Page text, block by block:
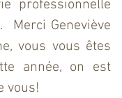
professionnelle
Merci Geneviève
vous vous êtes
année, on est
vous!